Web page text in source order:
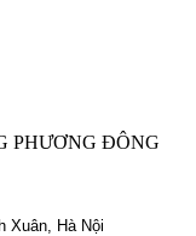
PHƯƠNG ĐÔNG
Xuân, Hà Nội